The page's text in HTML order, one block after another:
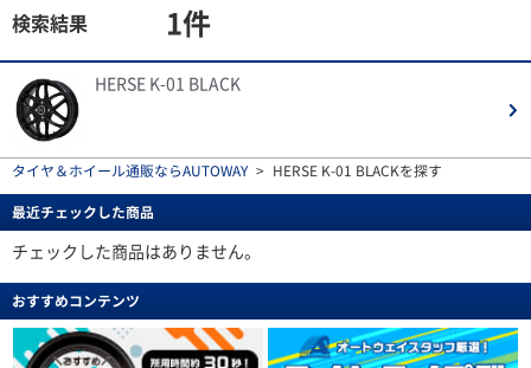
検索結果 1件
HERSE K-01 BLACK
タイヤ＆ホイール通販ならAUTOWAY > HERSE K-01 BLACKを探す
最近チェックした商品
チェックした商品はありません。
おすすめコンテンツ